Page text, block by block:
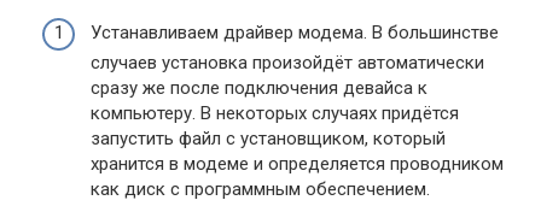
Устанавливаем драйвер модема. В большинстве
случаев установка произойдёт автоматически
сразу же после подключения девайса к
компьютеру. В некоторых случаях придётся
запустить файл с установщиком, который
хранится в модеме и определяется проводником
как диск с программным обеспечением.